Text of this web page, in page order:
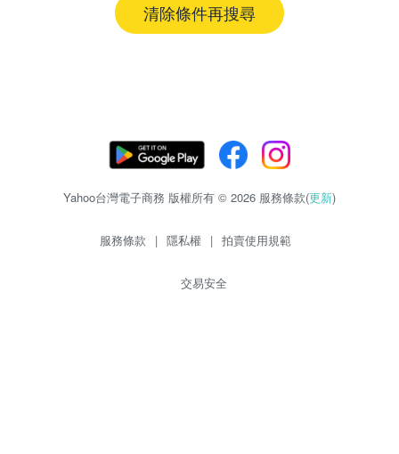
清除條件再搜尋
Yahoo台灣電子商務 版權所有 © 2026 服務條款(更新)
服務條款 | 隱私權 | 拍賣使用規範
交易安全